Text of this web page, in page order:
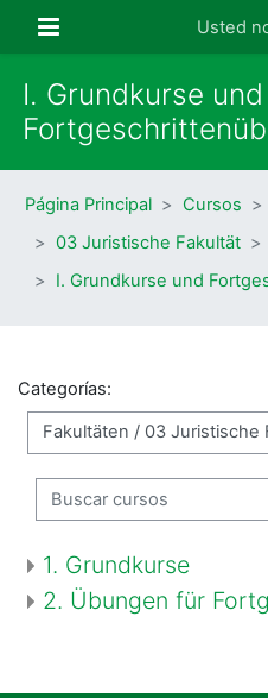
Panel lateralUsted
I. Grundkurse und
Página Principal Cursos
03 Juristische Fakultät
I. Grundkurse und
Categorías:
Buscar cursos
1. Grundkurse
2. Übungen für